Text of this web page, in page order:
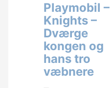
Playmobil –
Knights –
Dværge
kongen og
hans tro
væbnere